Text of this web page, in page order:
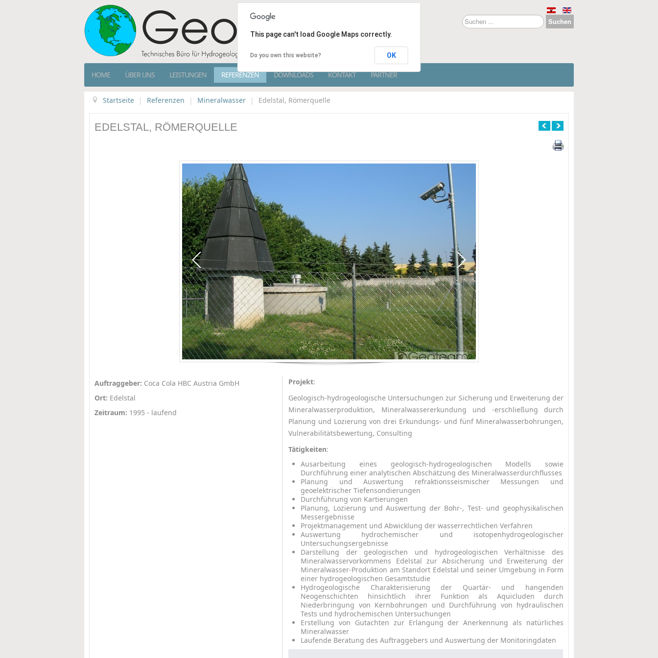
Suchen
...
Suchen
HOME ÜBER UNS LEISTUNGEN REFERENZEN DOWNLOADS KONTAKT PARTNER
Startseite | Referenzen | Mineralwasser | Edelstal, Römerquelle
EDELSTAL, RÖMERQUELLE
Auftraggeber: Coca Cola HBC Austria GmbH
Ort: Edelstal
Zeitraum: 1995 - laufend
Projekt:
Geologisch-hydrogeologische Untersuchungen zur Sicherung und Erweiterung der
Mineralwasserproduktion, Mineralwassererkundung und -erschließung durch
Planung und Lozierung von drei Erkundungs- und fünf Mineralwasserbohrungen,
Vulnerabilitätsbewertung, Consulting
Tätigkeiten:
Ausarbeitung eines geologisch-hydrogeologischen Modells sowie
Durchführung einer analytischen Abschätzung des Mineralwasserdurchflusses
Planung und Auswertung refraktionsseismischer Messungen und
geoelektrischer Tiefensondierungen
Durchführung von Kartierungen
Planung, Lozierung und Auswertung der Bohr-, Test- und geophysikalischen
Messergebnisse
Projektmanagement und Abwicklung der wasserrechtlichen Verfahren
Auswertung hydrochemischer und isotopenhydrogeologischer
Untersuchungsergebnisse
Darstellung der geologischen und hydrogeologischen Verhältnisse des
Mineralwasservorkommens Edelstal zur Absicherung und Erweiterung der
Mineralwasser-Produktion am Standort Edelstal und seiner Umgebung in Form
einer hydrogeologischen Gesamtstudie
Hydrogeologische Charakterisierung der Quartär- und hangenden
Neogenschichten hinsichtlich ihrer Funktion als Aquicluden durch
Niederbringung von Kernbohrungen und Durchführung von hydraulischen
Tests und hydrochemischen Untersuchungen
Erstellung von Gutachten zur Erlangung der Anerkennung als natürliches
Mineralwasser
Laufende Beratung des Auftraggebers und Auswertung der Monitoringdaten
This page can't load Google Maps correctly.
Do you own this website? OK